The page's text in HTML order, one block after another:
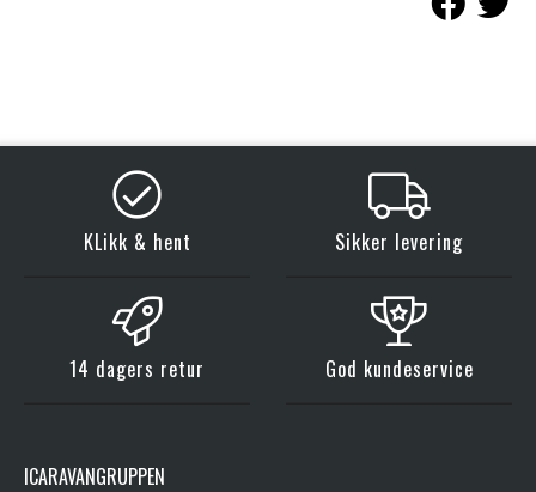
KLikk & hent Sikker levering
14 dagers retur God kundeservice
ICARAVANGRUPPEN